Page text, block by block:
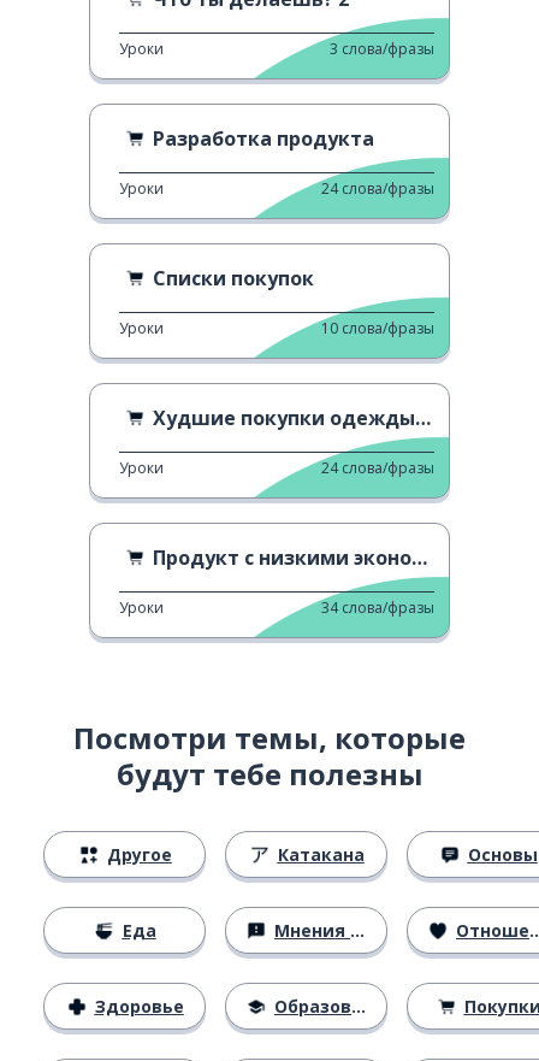
Уроки 3 слова/фразы
Разработка продукта
Уроки 24 слова/фразы
Списки покупок
Уроки 10 слова/фразы
Худшие покупки одежды онлайн
Уроки 24 слова/фразы
Продукт с низкими экономическими показателями
Уроки 34 слова/фразы
Посмотри темы, которые
будут тебе полезны
Другое
Еда
Здоровье
Катакана
Мнения и убеждения
Образование
Основы
Отношения